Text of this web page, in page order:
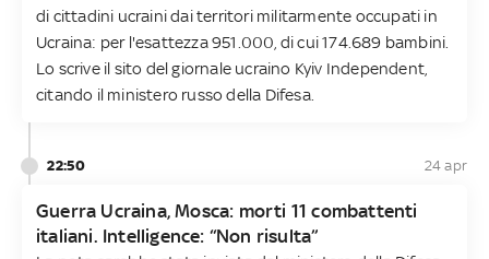
di cittadini ucraini dai territori militarmente occupati in
Ucraina: per l'esattezza 951.000, di cui 174.689 bambini.
Lo scrive il sito del giornale ucraino Kyiv Independent,
citando il ministero russo della Difesa.
22:50 24 apr
Guerra Ucraina, Mosca: morti 11 combattenti
italiani. Intelligence: “Non risulta”